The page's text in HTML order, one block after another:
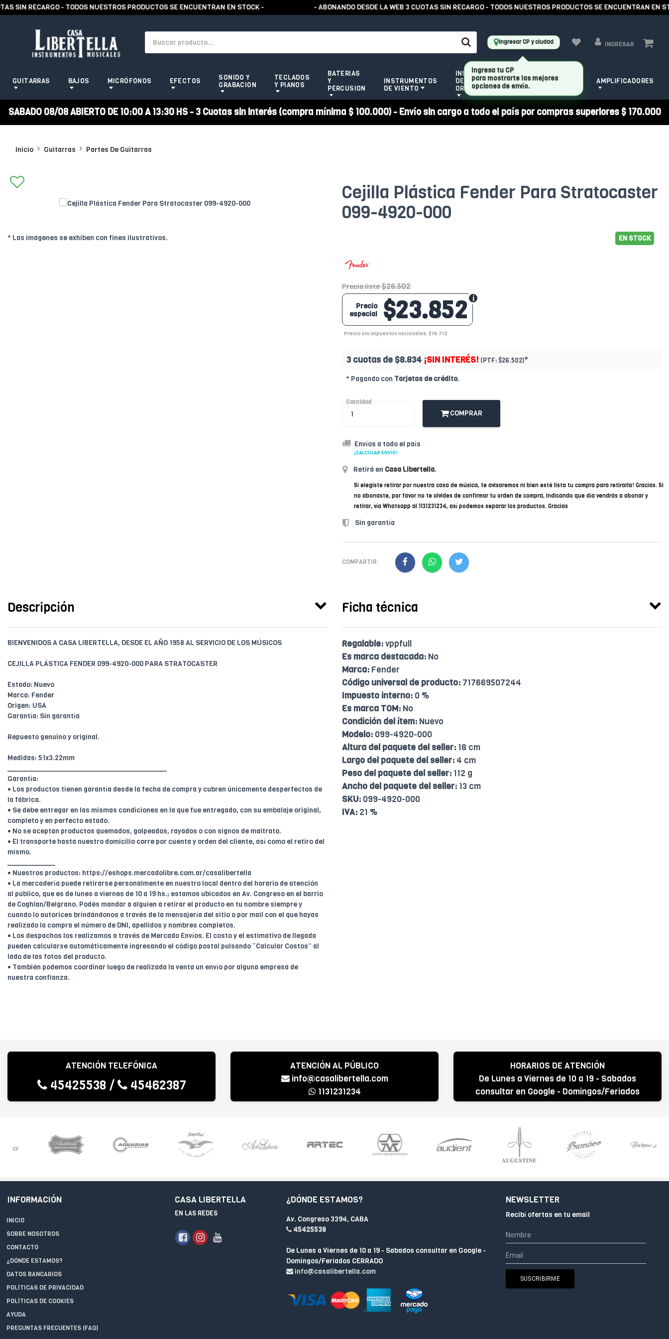
RECARGO - TODOS NUESTROS PRODUCTOS SE ENCUENTRAN EN STOCK - - ABONANDO DESDE LA WEB 3 CUOTAS SIN RECARGO - TODOS NUESTROS PRODUCTOS SE ENCUENTRAN EN
Ingresar CP y ciudad INGRESAR
GUITARRAS BAJOS MICRÓFONOS EFECTOS
SONIDO Y
GRABACION
TECLADOS
Y PIANOS
BATERIAS
Y
PERCUSION
INSTRUMENTOS
DE VIENTO
INSTRUMENTOS
DE CUERDA
ORQUESTALES
HERRAMIENTAS
PARA LUTHIER
AMPLIFICADORES
SABADO 08/08 ABIERTO DE 10:00 A 13:30 HS - 3 Cuotas sin interés (compra mínima $ 100.000) - Envío sin cargo a todo el país por compras superiores $ 170.000
Inicio Guitarras Partes De Guitarras
* Las imágenes se exhiben con fines ilustrativos.
Cejilla Plástica Fender Para Stratocaster
099-4920-000
EN STOCK
Precio lista $26.502
$23.852
Precio
especial
Precio sin impuestos nacionales: $19.712
3 cuotas de $8.834 ¡SIN INTERÉS! (PTF: $26.502)*
* Pagando con Tarjetas de crédito.
Cantidad
COMPRAR
Envíos a todo el país
¡CALCULAR ENVÍO!
Retirá en Casa Libertella.
Si elegiste retirar por nuestra casa de música, te avisaremos ni bien esté lista tu compra para retirarla! Gracias. Si
no abonaste, por favor no te olvides de confirmar tu orden de compra, indicando que día vendrás a abonar y
retirar, vía Whatsapp al 1131231234, así podemos separar los productos. Gracias
Sin garantía
COMPARTIR:
Descripción
BIENVENIDOS A CASA LIBERTELLA, DESDE EL AÑO 1958 AL SERVICIO DE LOS MÚSICOS
CEJILLA PLÁSTICA FENDER 099-4920-000 PARA STRATOCASTER
Estado: Nuevo
Marca: Fender
Origen: USA
Garantía: Sin garantía
Repuesto genuino y original.
Medidas: 51x3.22mm
Garantía:
• Los productos tienen garantía desde la fecha de compra y cubren únicamente desperfectos de
la fábrica.
• Se debe entregar en las mismas condiciones en la que fue entregado, con su embalaje original,
completo y en perfecto estado.
• No se aceptan productos quemados, golpeados, rayados o con signos de maltrato.
• El transporte hasta nuestro domicilio corre por cuenta y orden del cliente, así como el retiro del
mismo.
• Nuestros productos: https://eshops.mercadolibre.com.ar/casalibertella
• La mercadería puede retirarse personalmente en nuestro local dentro del horario de atención
al público, que es de lunes a viernes de 10 a 19 hs.; estamos ubicados en Av. Congreso en el barrio
de Coghlan/Belgrano. Podés mandar a alguien a retirar el producto en tu nombre siempre y
cuando lo autorices brindándonos a través de la mensajería del sitio o por mail con el que hayas
realizado la compra el número de DNI, apellidos y nombres completos.
• Los despachos los realizamos a través de Mercado Envíos. El costo y el estimativo de llegada
pueden calcularse automáticamente ingresando el código postal pulsando “Calcular Costos” al
lado de las fotos del producto.
• También podemos coordinar luego de realizada la venta un envío por alguna empresa de
nuestra confianza.
Ficha técnica
Regalable:vppfull
Es marca destacada: No
Marca: Fender
Código universal de producto: 717669507244
Impuesto interno: 0 %
Es marca TOM: No
Condición del ítem: Nuevo
Modelo: 099-4920-000
Altura del paquete del seller: 18 cm
Largo del paquete del seller: 4 cm
Peso del paquete del seller: 112 g
Ancho del paquete del seller: 13 cm
SKU: 099-4920-000
IVA: 21 %
ATENCIÓN TELEFÓNICA
45425538 / 45462387
ATENCIÓN AL PÚBLICO
info@casalibertella.com
1131231234
HORARIOS DE ATENCIÓN
De Lunes a Viernes de 10 a 19 - Sabados
consultar en Google - Domingos/Feriados
CERRADO
INFORMACIÓN
INICIO
SOBRE NOSOTROS
CONTACTO
¿DÓNDE ESTAMOS?
DATOS BANCARIOS
POLÍTICAS DE PRIVACIDAD
POLÍTICAS DE COOKIES
AYUDA
PREGUNTAS FRECUENTES (FAQ)
CASA LIBERTELLA
EN LAS REDES
¿DÓNDE ESTAMOS?
Av. Congreso 3394, CABA
45425538
De Lunes a Viernes de 10 a 19 - Sabados consultar en Google -
Domingos/Feriados CERRADO
info@casalibertella.com
NEWSLETTER
Recibí ofertas en tu email